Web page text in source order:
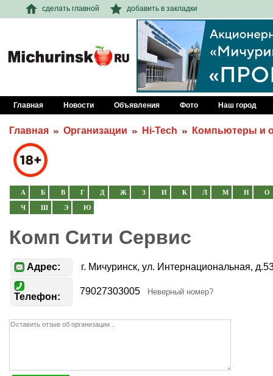
сделать главной добавить в закладки
Главная Новости Объявления Фото Наш город
Главная Организации Hi-Tech Компьютеры и
А Б В Г Д Ж З И К Л М Н О
Ч Ш Э Ю
Комп Сити Сервис
Адрес: г. Мичуринск, ул. Интернациональная,
Телефон:
79027303005 Неверный номер?